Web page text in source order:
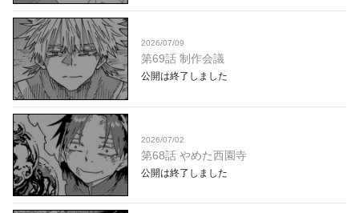
2026/07/09
第69話 制作会議
公開は終了しました
2026/07/02
第68話 やめた西園寺
公開は終了しました